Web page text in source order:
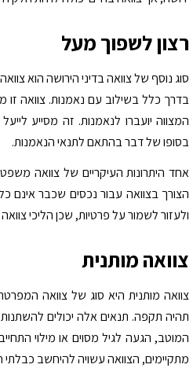
רצון לשפוך מעל
בדרך כלל בשילוב עם נאמנות. צוואה
המצווה יועברו לנאמנות. זה מסייע
בסופו של דבר בהתאם לתנאי הנאמנות.
הצורך בצוואה עבור נכסים שכבר אינם
ולעזור לשמור על פרטיות, שכן הליכי צוואה
צוואה מותנית
צוואה מותנית היא סוג של צוואה
תהיה תקפה. תנאים אלה יכולים להשתנות
המוטב, הגעה לגיל מסוים או מילוי
מתקיימים, הצוואה עשויה להיחשב כבלתי